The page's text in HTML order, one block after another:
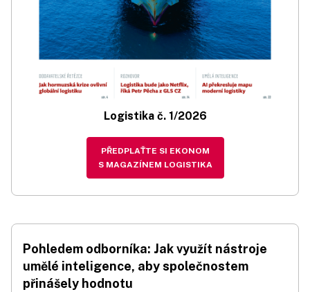
Logistika č. 1/2026
PŘEDPLAŤTE SI EKONOM
S MAGAZÍNEM LOGISTIKA
Pohledem odborníka: Jak využít nástroje
umělé inteligence, aby společnostem
přinášely hodnotu